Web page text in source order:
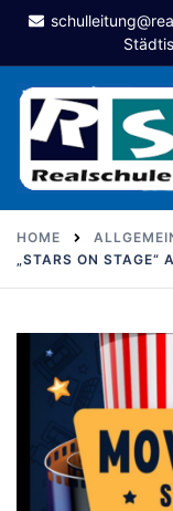
Skip
content
HOME
„STARS ON STAGE“